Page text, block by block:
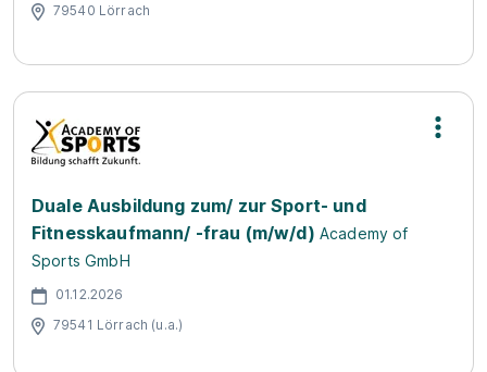
79540 Lörrach
Duale Ausbildung zum/ zur Sport- und
Fitnesskaufmann/ -frau (m/w/d) Academy of
Sports GmbH
01.12.2026
79541 Lörrach (u.a.)